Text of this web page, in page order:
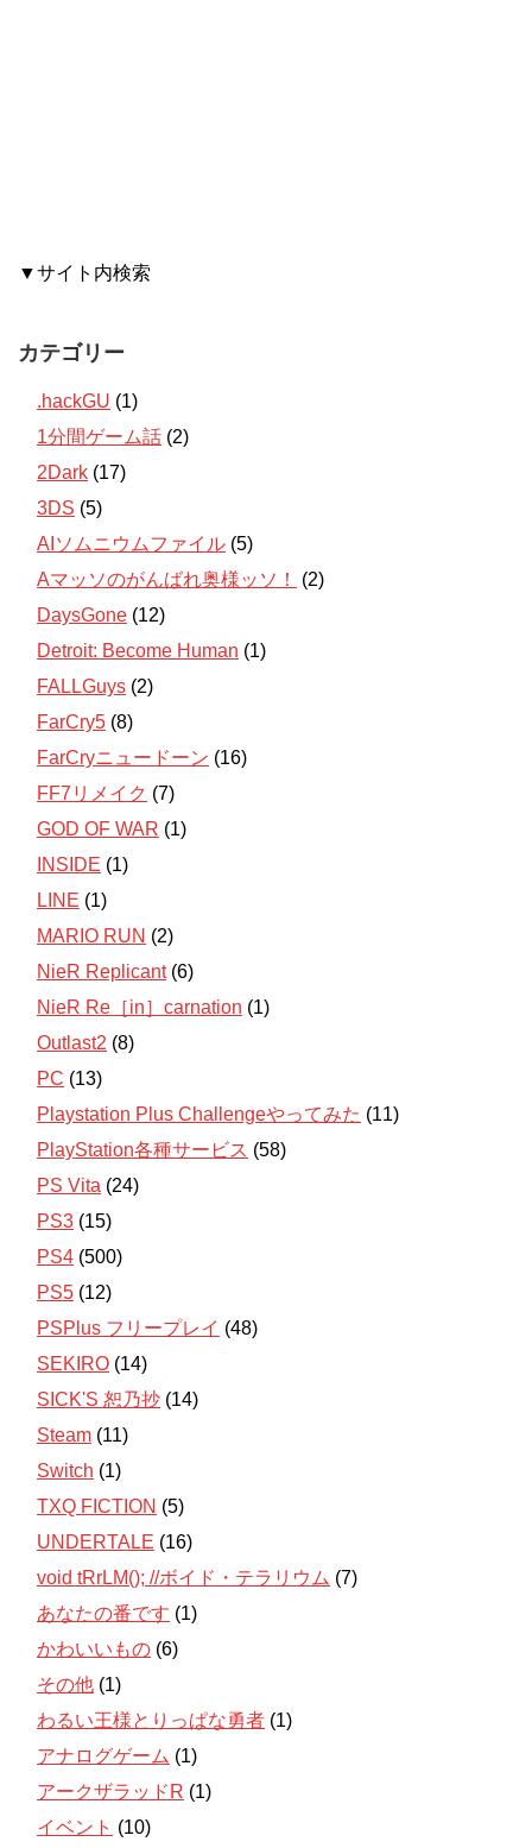
▼サイト内検索
カテゴリー
.hackGU (1)
1分間ゲーム話 (2)
2Dark (17)
3DS (5)
AIソムニウムファイル (5)
Aマッソのがんばれ奥様ッソ！
(2)
DaysGone (12)
Detroit: Become Human (1)
FALLGuys (2)
FarCry5 (8)
FarCryニュードーン (16)
FF7リメイク (7)
GOD OF WAR (1)
INSIDE (1)
LINE (1)
MARIO RUN (2)
NieR Replicant(6)
NieR Re［in］carnation (1)
Outlast2 (8)
PC (13)
Playstation Plus Challengeやってみた (11)
PlayStation各種サービス (58)
PS Vita (24)
PS3 (15)
PS4 (500)
PS5 (12)
PSPlus フリープレイ (48)
SEKIRO (14)
SICK'S 恕乃抄 (14)
Steam (11)
Switch (1)
TXQ FICTION (5)
UNDERTALE (16)
void tRrLM(); //ボイド・テラリウム (7)
あなたの番です (1)
かわいいもの (6)
その他 (1)
わるい王様とりっぱな勇者 (1)
アナログゲーム (1)
アークザラッドR (1)
イベント (10)